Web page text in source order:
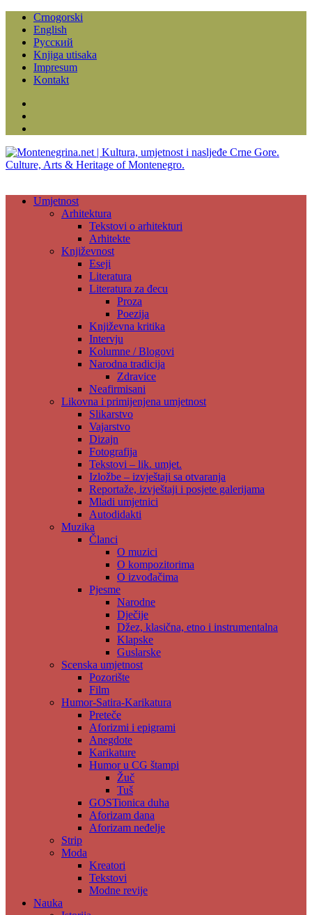
Crnogorski
English
Русский
Knjiga utisaka
Impresum
Kontakt
Umjetnost
Arhitektura
Tekstovi o arhitekturi
Arhitekte
Književnost
Eseji
Literatura
Literatura za đecu
Proza
Poezija
Književna kritika
Intervju
Kolumne / Blogovi
Narodna tradicija
Zdravice
Neafirmisani
Likovna i primijenjena umjetnost
Slikarstvo
Vajarstvo
Dizajn
Fotografija
Tekstovi – lik. umjet.
Izložbe – izvještaji sa otvaranja
Reportaže, izvještaji i posjete galerijama
Mladi umjetnici
Autodidakti
Muzika
Članci
O muzici
O kompozitorima
O izvođačima
Pjesme
Narodne
Dječije
Džez, klasična, etno i instrumentalna
Klapske
Guslarske
Scenska umjetnost
Pozorište
Film
Humor-Satira-Karikatura
Preteče
Aforizmi i epigrami
Anegdote
Karikature
Humor u CG štampi
Žuč
Tuš
GOSTionica duha
Aforizam dana
Aforizam neđelje
Strip
Moda
Kreatori
Tekstovi
Modne revije
Nauka